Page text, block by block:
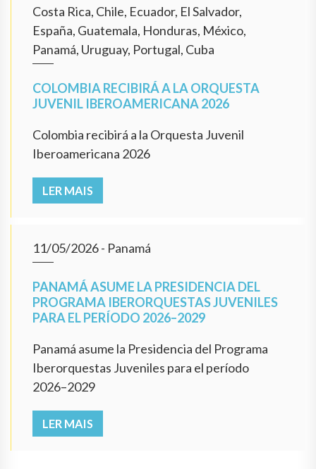
Costa Rica, Chile, Ecuador, El Salvador,
España, Guatemala, Honduras, México,
Panamá, Uruguay, Portugal, Cuba
COLOMBIA RECIBIRÁ A LA ORQUESTA
JUVENIL IBEROAMERICANA 2026
Colombia recibirá a la Orquesta Juvenil
Iberoamericana 2026
LER MAIS
11/05/2026- Panamá
PANAMÁ ASUME LA PRESIDENCIA DEL
PROGRAMA IBERORQUESTAS JUVENILES
PARA EL PERÍODO 2026–2029
Panamá asume la Presidencia del Programa
Iberorquestas Juveniles para el período
2026–2029
LER MAIS